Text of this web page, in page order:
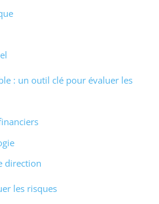
: un outil clé pour évaluer les
direction
les risques